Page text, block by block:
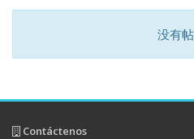
没有
Contáctenos